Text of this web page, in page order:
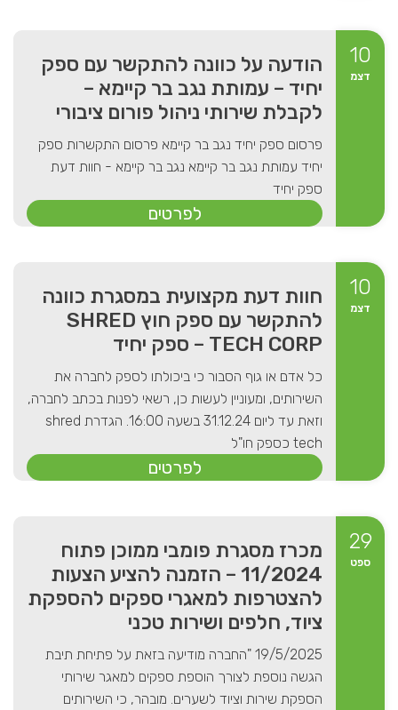
10
דצמ
הודעה על כוונה להתקשר עם ספק
יחיד – עמותת נגב בר קיימא –
לקבלת שירותי ניהול פורום ציבורי
פרסום ספק יחיד נגב בר קיימא פרסום התקשרות ספק
יחיד עמותת נגב בר קיימא נגב בר קיימא - חוות דעת
ספק יחיד
לפרטים
10
דצמ
חוות דעת מקצועית במסגרת כוונה
להתקשר עם ספק חוץ SHRED
TECH CORP – ספק יחיד
כל אדם או גוף הסבור כי ביכולתו לספק לחברה את
השירותים, ומעוניין לעשות כן, רשאי לפנות בכתב לחברה,
וזאת עד ליום 31.12.24 בשעה 16:00. הגדרת shred
tech כספק חו"ל
לפרטים
29
ספט
מכרז מסגרת פומבי ממוכן פתוח
11/2024 – הזמנה להציע הצעות
להצטרפות למאגרי ספקים להספקת
ציוד, חלפים ושירות טכני
19/5/2025 "החברה מודיעה בזאת על פתיחת תיבת
הגשה נוספת לצורך הוספת ספקים למאגר שירותי
הספקת שירות וציוד לשערים. מובהר, כי השירותים